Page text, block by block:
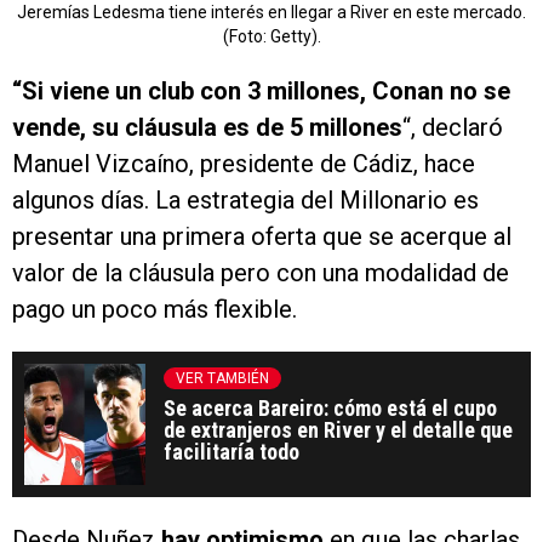
Jeremías Ledesma tiene interés en llegar a River en este mercado.
(Foto: Getty).
“Si viene un club con 3 millones, Conan no se
vende, su cláusula es de 5 millones“, declaró
Manuel Vizcaíno, presidente de Cádiz, hace
algunos días. La estrategia del Millonario es
presentar una primera oferta que se acerque al
valor de la cláusula pero con una modalidad de
pago un poco más flexible.
VER TAMBIÉN
Se acerca Bareiro: cómo está el cupo
de extranjeros en River y el detalle que
facilitaría todo